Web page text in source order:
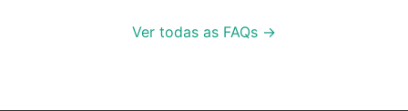
Ver todas as FAQs →